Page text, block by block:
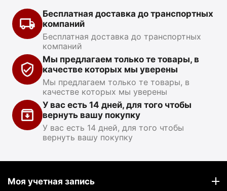
Бесплатная доставка до транспортных
компаний
Бесплатная доставка до транспортных
компаний
Мы предлагаем только те товары, в
качестве которых мы уверены
Мы предлагаем только те товары, в
качестве которых мы уверены
У вас есть 14 дней, для того чтобы
вернуть вашу покупку
У вас есть 14 дней, для того чтобы
вернуть вашу покупку
Моя учетная запись